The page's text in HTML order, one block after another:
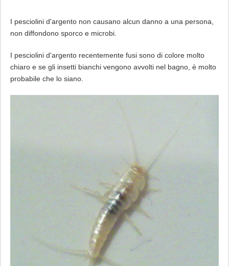
I pesciolini d'argento non causano alcun danno a una persona,
non diffondono sporco e microbi.
I pesciolini d'argento recentemente fusi sono di colore molto
chiaro e se gli insetti bianchi vengono avvolti nel bagno, è molto
probabile che lo siano.